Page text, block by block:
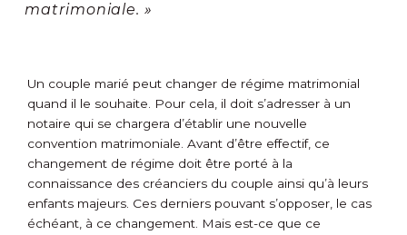
matrimoniale. »
Un couple marié peut changer de régime matrimonial
quand il le souhaite. Pour cela, il doit s’adresser à un
notaire qui se chargera d’établir une nouvelle
convention matrimoniale. Avant d’être effectif, ce
changement de régime doit être porté à la
connaissance des créanciers du couple ainsi qu’à leurs
enfants majeurs. Ces derniers pouvant s’opposer, le cas
échéant, à ce changement. Mais est-ce que ce